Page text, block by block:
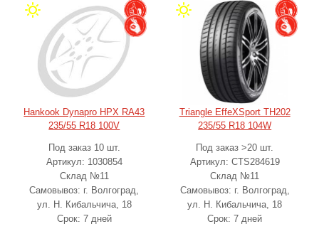
Hankook Dynapro HPX RA43
235/55 R18 100V
Под заказ 10 шт.
Артикул: 1030854
Склад №11
Самовывоз: г. Волгоград,
ул. Н. Кибальчича, 18
Срок: 7 дней
Triangle EffeXSport TH202
235/55 R18 104W
Под заказ >20 шт.
Артикул: CTS284619
Склад №11
Самовывоз: г. Волгоград,
ул. Н. Кибальчича, 18
Срок: 7 дней